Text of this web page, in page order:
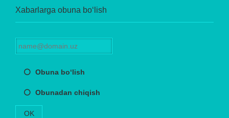
Xabarlarga obuna bo‘lish
Obuna bo‘lish
Obunadan chiqish
OK